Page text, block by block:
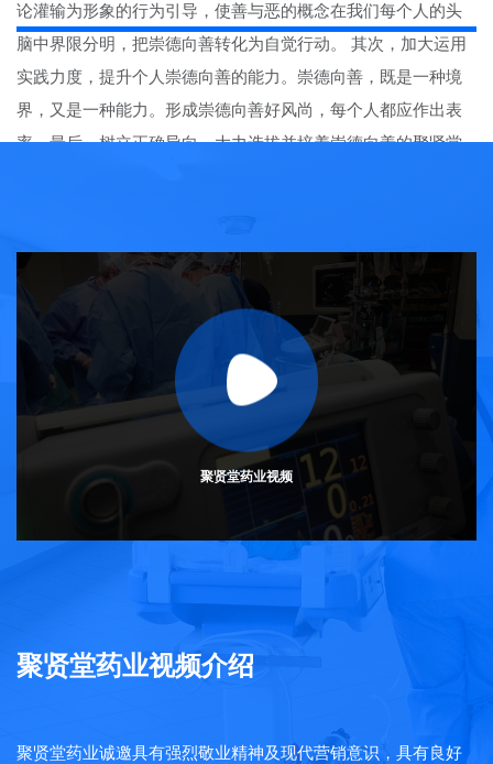
论灌输为形象的行为引导，使善与恶的概念在我们每个人的头
脑中界限分明，把崇德向善转化为自觉行动。 其次，加大运用
实践力度，提升个人崇德向善的能力。崇德向善，既是一种境
界，又是一种能力。形成崇德向善好风尚，每个人都应作出表
率。最后，树立正确导向，大力选拔并培养崇德向善的聚贤堂
致的人，必定是一个脱离低级趣味的人，必定是一个敢于伸张
正义，敢为公司发展说话的人。德是抽象的，但是又寓于具体
的行为中，看每个人的德，可以从一贯的行为、关键时刻和急
难关头的表现去辨别和了解。一般来说，崇德“向善”的人都是崇
德“向好”的人，这样的人敢于担当、勇于负责，善于打基础谋长
远，选拔这样的人，可以让公司放心、让客户满意。把崇德向
善作为公司选拔人才的风向标，即可以保持企业团队的纯洁性
和先进性，又能发扬积极奋进、始终如一、昂扬向上的精神面
貌，更能从容应对各种复杂环境等挑战。
总之，崇德向善不仅是中华民族的传统美德，更是公司的
文化理念，作为聚贤堂人，要大力弘扬这种美德，不断提升公
司的文化软实力，为实现公司规划的中长期目标奠定坚实基
聚贤堂药业视频
聚贤堂药业视频介绍
聚贤堂药业诚邀具有强烈敬业精神及现代营销意识，具有良好